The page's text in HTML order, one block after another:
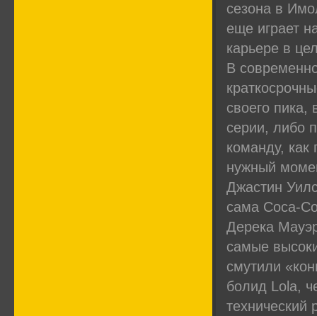
сезона в
еще играет
карьере в
В
своего пика,
серии, либо
команду, как
нужный
Джастин
сама Coca-
Дерека
самые
смутили
болид Lola,
технический